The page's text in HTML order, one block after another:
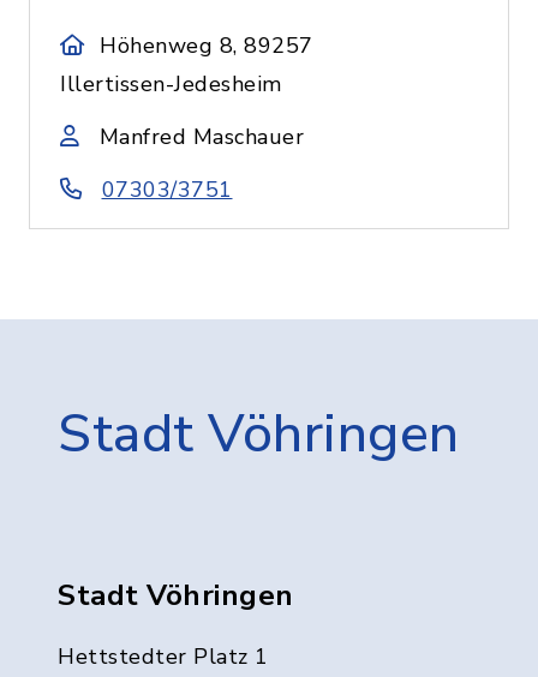
Höhenweg 8, 89257
Illertissen-Jedesheim
Manfred Maschauer
07303/3751
Stadt Vöhringen
Stadt Vöhringen
Hettstedter Platz 1